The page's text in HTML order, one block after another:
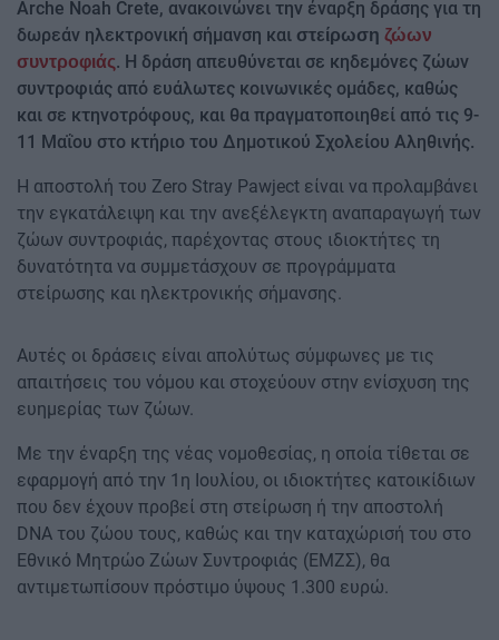
Arche Noah Crete, ανακοινώνει την έναρξη δράσης για τη
δωρεάν ηλεκτρονική σήμανση και στείρωση ζώων
συντροφιάς. Η δράση απευθύνεται σε κηδεμόνες ζώων
συντροφιάς από ευάλωτες κοινωνικές ομάδες, καθώς
και σε κτηνοτρόφους, και θα πραγματοποιηθεί από τις 9-
11 Μαΐου στο κτήριο του Δημοτικού Σχολείου Αληθινής.
Η αποστολή του Zero Stray Pawject είναι να προλαμβάνει
την εγκατάλειψη και την ανεξέλεγκτη αναπαραγωγή των
ζώων συντροφιάς, παρέχοντας στους ιδιοκτήτες τη
δυνατότητα να συμμετάσχουν σε προγράμματα
στείρωσης και ηλεκτρονικής σήμανσης.
Αυτές οι δράσεις είναι απολύτως σύμφωνες με τις
απαιτήσεις του νόμου και στοχεύουν στην ενίσχυση της
ευημερίας των ζώων.
Με την έναρξη της νέας νομοθεσίας, η οποία τίθεται σε
εφαρμογή από την 1η Ιουλίου, οι ιδιοκτήτες κατοικίδιων
που δεν έχουν προβεί στη στείρωση ή την αποστολή
DNA του ζώου τους, καθώς και την καταχώρισή του στο
Εθνικό Μητρώο Ζώων Συντροφιάς (ΕΜΖΣ), θα
αντιμετωπίσουν πρόστιμο ύψους 1.300 ευρώ.